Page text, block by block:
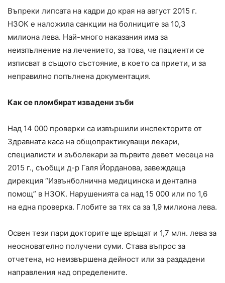
Въпреки липсата на кадри до края на август 2015 г.
НЗОК е наложила санкции на болниците за 10,3
милиона лева. Най-много наказания има за
неизпълнение на лечението, за това, че пациенти се
изписват в същото състояние, в което са приети, и за
неправилно попълнена документация.
Как се пломбират извадени зъби
Над 14 000 проверки са извършили инспекторите от
Здравната каса на общопрактикуващи лекари,
специалисти и зъболекари за първите девет месеца на
2015 г., съобщи д-р Галя Йорданова, завеждаща
дирекция “Извънболнична медицинска и дентална
помощ” в НЗОК. Нарушенията са над 15 000 или по 1,6
на една проверка. Глобите за тях са за 1,9 милиона лева.
Освен тези пари докторите ще връщат и 1,7 млн. лева за
неоснователно получени суми. Става въпрос за
отчетена, но неизвършена дейност или за раздадени
направления над определените.